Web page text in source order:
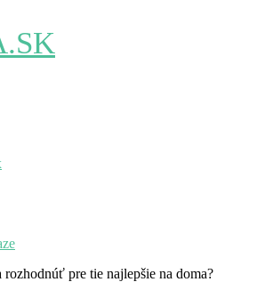
rozhodnúť pre tie najlepšie na doma?